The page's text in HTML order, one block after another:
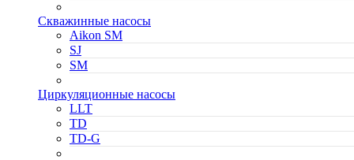
Скважинные насосы
Aikon SM
SJ
SM
Циркуляционные насосы
LLT
TD
TD-G